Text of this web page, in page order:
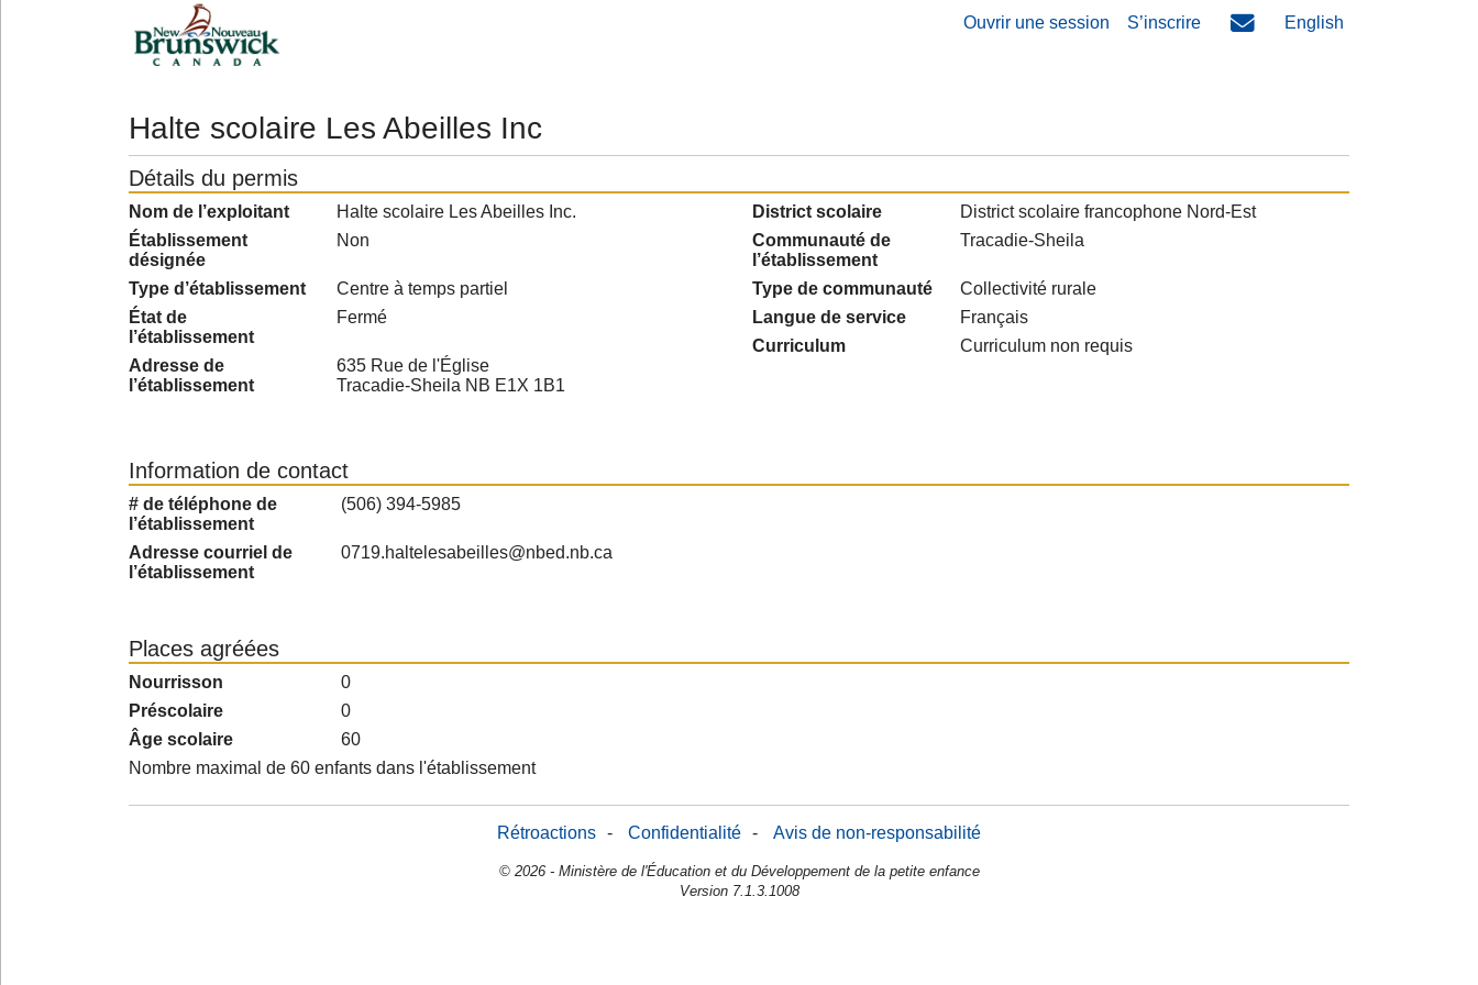
Ouvrir une session S’inscrire English
Halte scolaire Les Abeilles Inc
Détails du permis
Nom de l’exploitant
Halte scolaire Les Abeilles Inc.
Établissement
désignée
Non
Type d’établissement
Centre à temps partiel
État de
l’établissement
Fermé
Adresse de
l’établissement
635 Rue de l'Église
Tracadie-Sheila NB E1X 1B1
District scolaire
District scolaire francophone Nord-Est
Communauté de
l’établissement
Tracadie-Sheila
Type de communauté
Collectivité rurale
Langue de service
Français
Curriculum
Curriculum non requis
Information de contact
# de téléphone de
l’établissement
(506) 394-5985
Adresse courriel de
l’établissement
0719.haltelesabeilles@nbed.nb.ca
Places agréées
Nourrisson
0
Préscolaire
0
Âge scolaire
60
Nombre maximal de 60 enfants dans l'établissement
Rétroactions - Confidentialité - Avis de non-responsabilité
© 2026 - Ministère de l'Éducation et du Développement de la petite enfance
Version 7.1.3.1008